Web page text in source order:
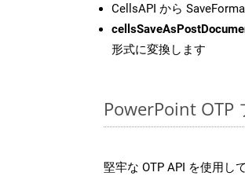
CellsAPI から
形式に変換します
PowerPoint OTP
堅牢な OTP API を使用し